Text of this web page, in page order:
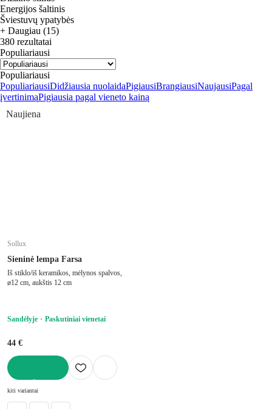
Energijos šaltinis
Šviestuvų ypatybės
+ Daugiau (15)
380 rezultatai
Populiariausi
Populiariausi
PopuliariausiDidžiausia nuolaidaPigiausiBrangiausiNaujausiPagal
įvertinimąPigiausia pagal vieneto kainą
Naujiena
Sollux
Sieninė lempa Farsa
Iš stiklo/iš keramikos, mėlynos spalvos,
ø12 cm, aukštis 12 cm
Sandėlyje Paskutiniai vienetai
44 €
kiti variantai